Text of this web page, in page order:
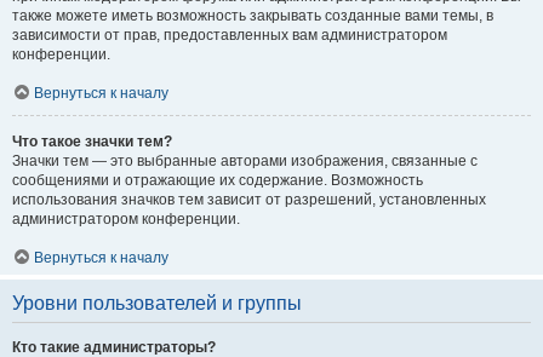
также можете иметь возможность закрывать созданные вами темы, в
зависимости от прав, предоставленных вам администратором
конференции.
Вернуться к началу
Что такое значки тем?
Значки тем — это выбранные авторами изображения, связанные с
сообщениями и отражающие их содержание. Возможность
использования значков тем зависит от разрешений, установленных
администратором конференции.
Вернуться к началу
Уровни пользователей и группы
Кто такие администраторы?